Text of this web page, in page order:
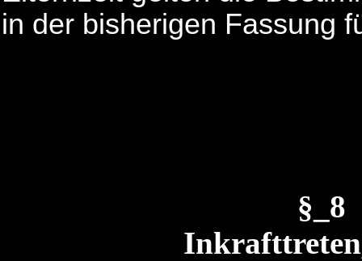
in der bisherigen Fassung